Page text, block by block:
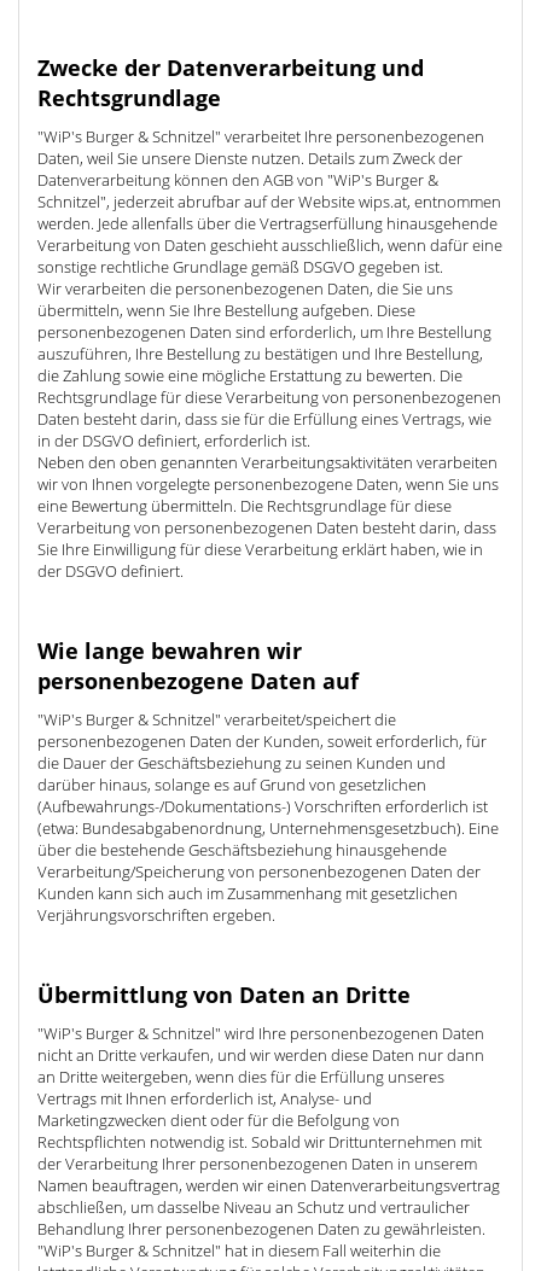
Zwecke der Datenverarbeitung und
Rechtsgrundlage
"WiP's Burger & Schnitzel" verarbeitet Ihre personenbezogenen
Daten, weil Sie unsere Dienste nutzen. Details zum Zweck der
Datenverarbeitung können den AGB von "WiP's Burger &
Schnitzel", jederzeit abrufbar auf der Website wips.at, entnommen
werden. Jede allenfalls über die Vertragserfüllung hinausgehende
Verarbeitung von Daten geschieht ausschließlich, wenn dafür eine
sonstige rechtliche Grundlage gemäß DSGVO gegeben ist.
Wir verarbeiten die personenbezogenen Daten, die Sie uns
übermitteln, wenn Sie Ihre Bestellung aufgeben. Diese
personenbezogenen Daten sind erforderlich, um Ihre Bestellung
auszuführen, Ihre Bestellung zu bestätigen und Ihre Bestellung,
die Zahlung sowie eine mögliche Erstattung zu bewerten. Die
Rechtsgrundlage für diese Verarbeitung von personenbezogenen
Daten besteht darin, dass sie für die Erfüllung eines Vertrags, wie
in der DSGVO definiert, erforderlich ist.
Neben den oben genannten Verarbeitungsaktivitäten verarbeiten
wir von Ihnen vorgelegte personenbezogene Daten, wenn Sie uns
eine Bewertung übermitteln. Die Rechtsgrundlage für diese
Verarbeitung von personenbezogenen Daten besteht darin, dass
Sie Ihre Einwilligung für diese Verarbeitung erklärt haben, wie in
der DSGVO definiert.
Wie lange bewahren wir
personenbezogene Daten auf
"WiP's Burger & Schnitzel" verarbeitet/speichert die
personenbezogenen Daten der Kunden, soweit erforderlich, für
die Dauer der Geschäftsbeziehung zu seinen Kunden und
darüber hinaus, solange es auf Grund von gesetzlichen
(Aufbewahrungs-/Dokumentations-) Vorschriften erforderlich ist
(etwa: Bundesabgabenordnung, Unternehmensgesetzbuch). Eine
über die bestehende Geschäftsbeziehung hinausgehende
Verarbeitung/Speicherung von personenbezogenen Daten der
Kunden kann sich auch im Zusammenhang mit gesetzlichen
Verjährungsvorschriften ergeben.
Übermittlung von Daten an Dritte
"WiP's Burger & Schnitzel" wird Ihre personenbezogenen Daten
nicht an Dritte verkaufen, und wir werden diese Daten nur dann
an Dritte weitergeben, wenn dies für die Erfüllung unseres
Vertrags mit Ihnen erforderlich ist, Analyse- und
Marketingzwecken dient oder für die Befolgung von
Rechtspflichten notwendig ist. Sobald wir Drittunternehmen mit
der Verarbeitung Ihrer personenbezogenen Daten in unserem
Namen beauftragen, werden wir einen Datenverarbeitungsvertrag
abschließen, um dasselbe Niveau an Schutz und vertraulicher
Behandlung Ihrer personenbezogenen Daten zu gewährleisten.
"WiP's Burger & Schnitzel" hat in diesem Fall weiterhin die